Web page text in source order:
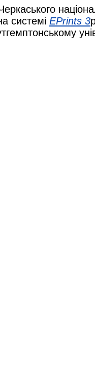
системі EPrints 3